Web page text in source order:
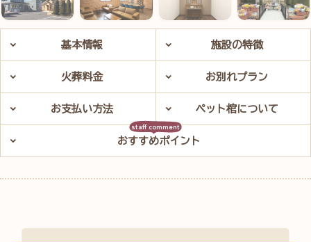
基本情報 施設の特徴
火葬料金 お別れプラン
お支払い方法 ペット棺について
おすすめポイント